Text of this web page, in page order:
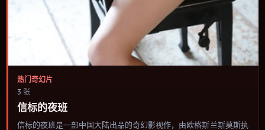
热门奇幻片
3 张
信标的夜班
信标的夜班是一部中国大陆出品的奇幻影视作，由欧格斯·兰斯莫斯执